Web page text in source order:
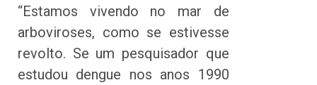
“Estamos vivendo no mar de
arboviroses, como se estivesse
revolto. Se um pesquisador que
estudou dengue nos anos 1990